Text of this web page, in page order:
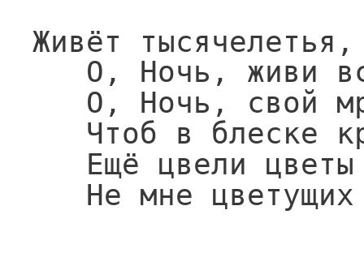
Живёт
О, Ночь, живи
О, Ночь, свой
Чтоб в блеске
Ещё цвели цветы
Не мне